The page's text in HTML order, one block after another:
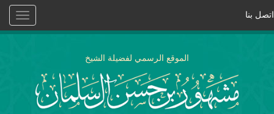
Toggle
اتصل بنا
الموقع الرسمي لفضيلة الشيخ